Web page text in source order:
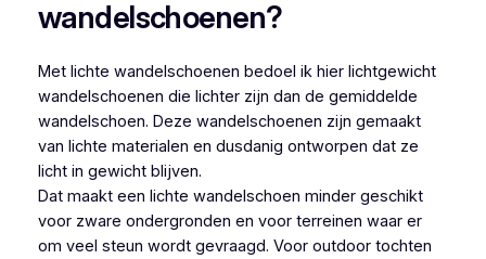
wandelschoenen?
Met lichte wandelschoenen bedoel ik hier lichtgewicht
wandelschoenen die lichter zijn dan de gemiddelde
wandelschoen. Deze wandelschoenen zijn gemaakt
van lichte materialen en dusdanig ontworpen dat ze
licht in gewicht blijven.
Dat maakt een lichte wandelschoen minder geschikt
voor zware ondergronden en voor terreinen waar er
om veel steun wordt gevraagd. Voor outdoor tochten